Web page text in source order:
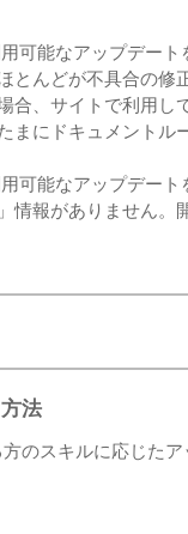
可能なアップデー
とんどが不具合の
合、サイトで利用し
まにドキュメント
可能なアップデー
情報がありません。
法
のスキルに応じたア